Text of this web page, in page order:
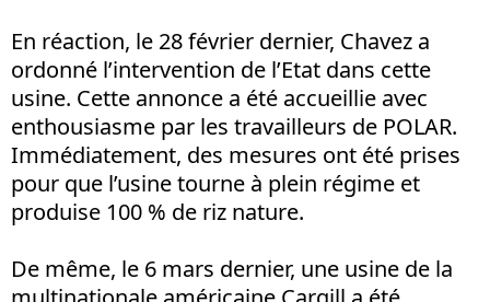
En réaction, le 28 février dernier, Chavez a
ordonné l’intervention de l’Etat dans cette
usine. Cette annonce a été accueillie avec
enthousiasme par les travailleurs de POLAR.
Immédiatement, des mesures ont été prises
pour que l’usine tourne à plein régime et
produise 100 % de riz nature.
De même, le 6 mars dernier, une usine de la